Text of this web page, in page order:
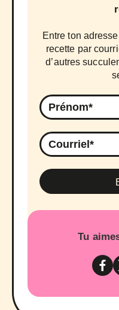
Entre ton
recette par
d’autres
Tu